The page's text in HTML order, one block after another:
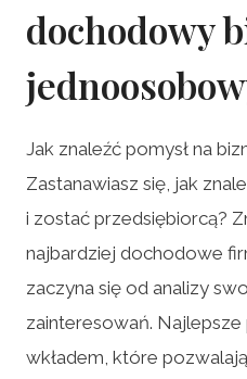
dochodowy
Jak znaleźć pomysł na
Zastanawiasz się, jak
i zostać przedsiębiorcą?
najbardziej dochodowe
zaczyna się od analizy
zainteresowań.
wkładem, które